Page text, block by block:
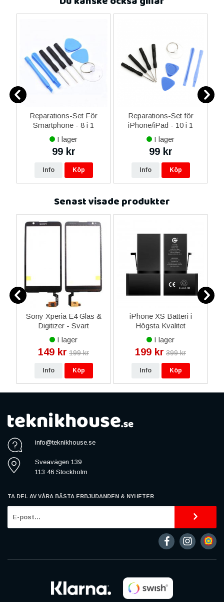
Reparations-Set För
Smartphone - 8 i 1
I lager
99 kr
Info Köp
Reparations-Set för
iPhone/iPad - 10 i 1
I lager
99 kr
Info Köp
Senast visade produkter
Sony Xperia E4 Glas &
Digitizer - Svart
I lager
149 kr 199 kr
Info Köp
iPhone XS Batteri i
Högsta Kvalitet
I lager
199 kr 399 kr
Info Köp
info@teknikhouse.se
Sveavägen 139
113 46 Stockholm
TA DEL AV VÅRA BÄSTA ERBJUDANDEN & NYHETER